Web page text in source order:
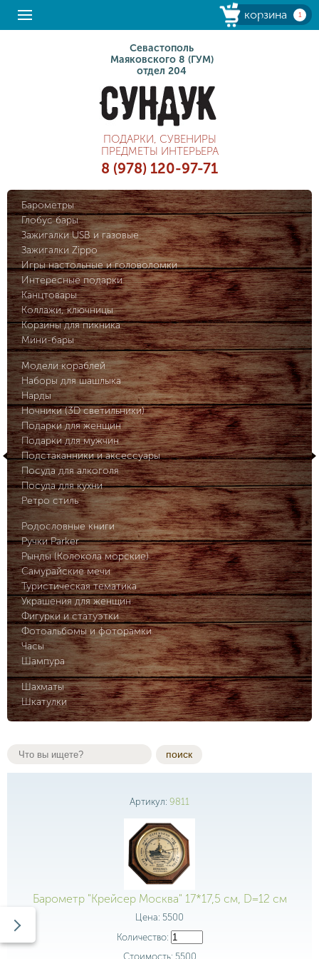
корзина 1
Севастополь
Маяковского 8 (ГУМ)
отдел 204
ПОДАРКИ, СУВЕНИРЫ
ПРЕДМЕТЫ ИНТЕРЬЕРА
8 (978) 120-97-71
Барометры
Глобус бары
Зажигалки USB и газовые
Зажигалки Zippo
Игры настольные и головоломки
Интересные подарки
Канцтовары
Коллажи, ключницы
Корзины для пикника
Мини-бары
Модели кораблей
Наборы для шашлыка
Нарды
Ночники (3D светильники)
Подарки для женщин
Подарки для мужчин
Подстаканники и аксессуары
Посуда для алкоголя
Посуда для кухни
Ретро стиль
Родословные книги
Ручки Parker
Рынды (Колокола морские)
Самурайские мечи
Туристическая тематика
Украшения для женщин
Фигурки и статуэтки
Фотоальбомы и фоторамки
Часы
Шампура
Шахматы
Шкатулки
поиск
Артикул: 9811
Барометр "Крейсер Москва" 17*17,5 см, D=12 см
Цена: 5500
Количество:
Стоимость: 5500